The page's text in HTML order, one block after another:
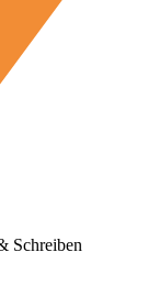
Schreiben